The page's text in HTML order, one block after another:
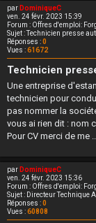
par DominiqueC
ven. 24 févr. 2023 15:39
Forum : Offres d'emploi:
Sujet :Technicien presse
Réponses :0
Vues :61672
Technicien
Une entreprise
technicien pour
pas nommer la
vous ai rien dit : nom
Pour CV merci de me ...
par DominiqueC
ven. 24 févr. 2023 15:36
Forum : Offres d'emploi:
Sujet : Directeur Technique
Réponses :0
Vues :60808